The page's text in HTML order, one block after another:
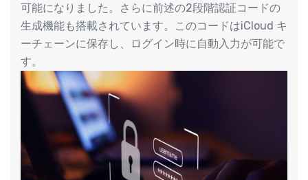
可能になりました。さらに前述の2段階認証コードの
生成機能も搭載されています。このコードはiCloud キ
ーチェーンに保存し、ログイン時に自動入力が可能で
す。